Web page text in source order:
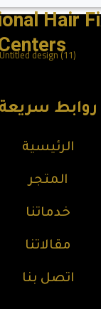
Hair
روابط سريعة
الرئيسية
المتجر
خدماتنا
مقالاتنا
اتصل بنا